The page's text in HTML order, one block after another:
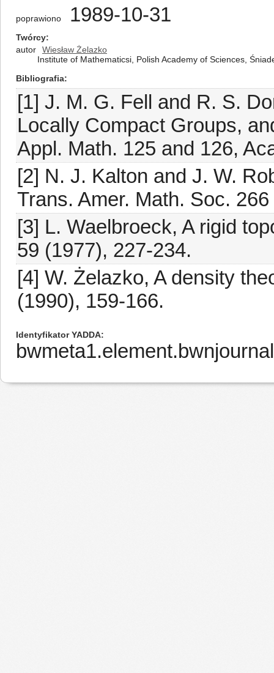
poprawiono 1989-10-31
Twórcy
autor
Wiesław Żelazko
Institute of Mathematicsi, Polish Academy of Sciences,
Bibliografia
[1] J. M. G. Fell and R. S.
Locally Compact Groups,
Appl. Math. 125 and 126,
[2] N. J. Kalton and J. W.
Trans. Amer. Math. Soc.
[3] L. Waelbroeck, A rigid
59 (1977), 227-234.
[4] W. Żelazko, A density
(1990), 159-166.
Identyfikator YADDA